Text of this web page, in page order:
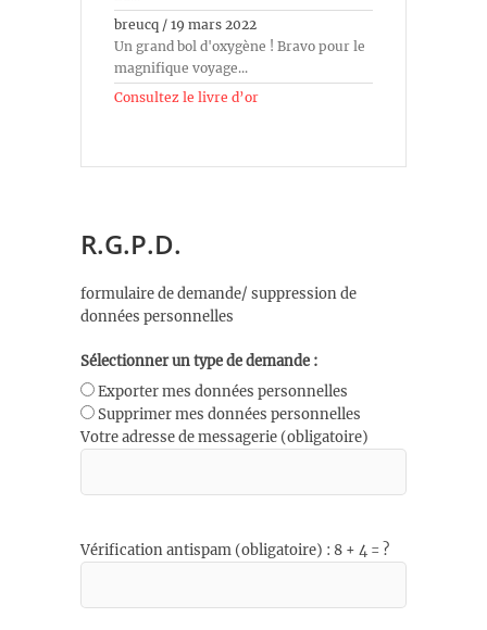
breucq / 19 mars 2022
Un grand bol d'oxygène ! Bravo pour le
magnifique voyage...
Consultez le livre d’or
R.G.P.D.
formulaire de demande/ suppression de
données personnelles
Sélectionner un type de demande :
Exporter mes données personnelles
Supprimer mes données personnelles
Votre adresse de messagerie (obligatoire)
Vérification antispam (obligatoire) : 8 + 4 = ?